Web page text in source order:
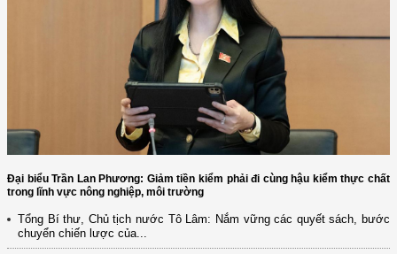
Đại biểu Trần Lan Phương: Giảm tiền kiểm phải đi cùng hậu kiểm thực chất
trong lĩnh vực nông nghiệp, môi trường
Tổng Bí thư, Chủ tịch nước Tô Lâm: Nắm vững các quyết sách, bước
chuyển chiến lược của...